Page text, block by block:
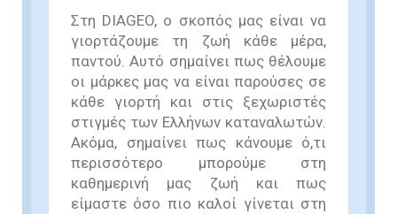
Στη DIAGEO, ο σκοπός μας είναι να
γιορτάζουμε τη ζωή κάθε μέρα,
παντού. Αυτό σημαίνει πως θέλουμε
οι μάρκες μας να είναι παρούσες σε
κάθε γιορτή και στις ξεχωριστές
στιγμές των Ελλήνων καταναλωτών.
Ακόμα, σημαίνει πως κάνουμε ό,τι
περισσότερο μπορούμε στη
καθημερινή μας ζωή και πως
είμαστε όσο πιο καλοί γίνεται στη